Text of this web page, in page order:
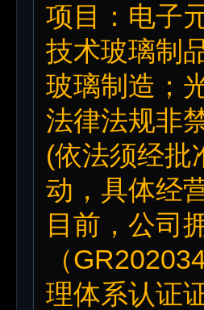
项目：电子
技术玻璃制
玻璃制造；
法律法规非
(依法须经批
动，具体经
目前，公司
（
理体系认证